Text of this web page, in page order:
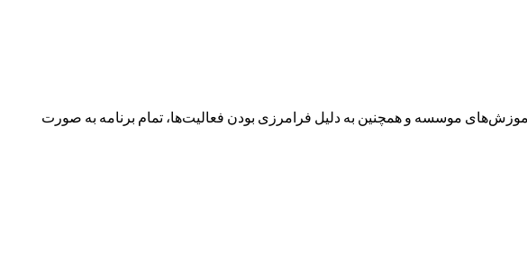
موسسه و همچنین به دلیل فرامرزی بودن فعالیت‌ها، تمام برنامه به صورت